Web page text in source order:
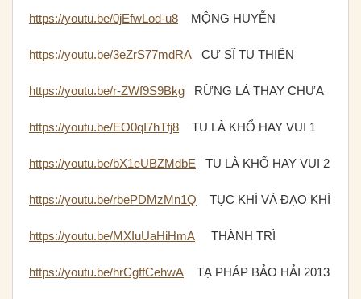
https://youtu.be/0jEfwLod-u8 MỘNG HUYỄN
https://youtu.be/3eZrS77mdRA CƯ SĨ TU THIỀN
https://youtu.be/r-ZWf9S9Bkg RỪNG LÁ THAY CHƯA
https://youtu.be/EO0qI7hTfj8 TU LÀ KHỔ HAY VUI 1
https://youtu.be/bX1eUBZMdbE TU LÀ KHỔ HAY VUI 2
https://youtu.be/rbePDMzMn1Q TỤC KHÍ VÀ ĐẠO KHÍ
https://youtu.be/MXIuUaHiHmA THÀNH TRÌ
https://youtu.be/hrCgffCehwA TẠ PHÁP BẢO HẢI 2013